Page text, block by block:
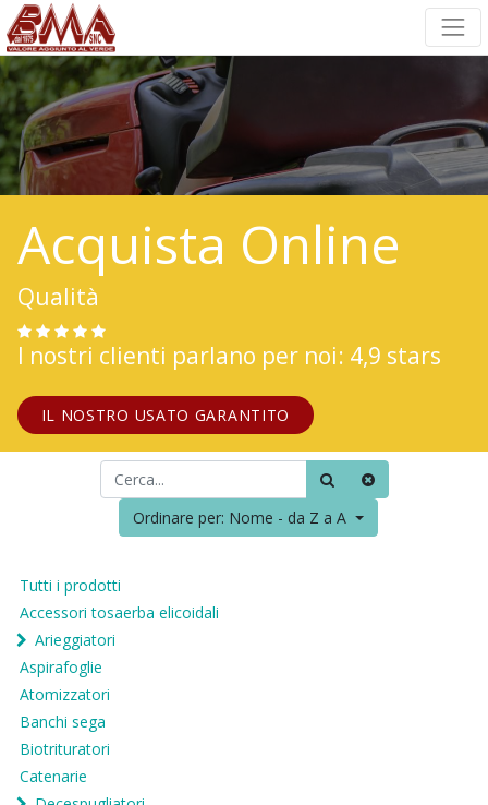
Acquista Online
Qualità
I nostri clienti parlano per noi: 4,9 stars
IL NOSTRO USATO GARANTITO
Ordinare per: Nome - da Z a A
Tutti i prodotti
Accessori tosaerba elicoidali
Arieggiatori
Aspirafoglie
Atomizzatori
Banchi sega
Biotrituratori
Catenarie